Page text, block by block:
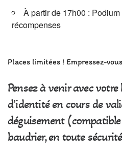
À partir de 17h00 :
récompenses
Places limitées ! Empressez-
Pensez à venir avec
d’identité en cours de
déguisement
baudrier, en toute